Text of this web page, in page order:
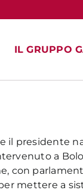
IL GRUPPO
il presidente
a
con
mettere a